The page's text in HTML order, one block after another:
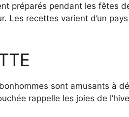
préparés pendant les fêtes
Les recettes varient d’un
sont amusants à
rappelle les joies de